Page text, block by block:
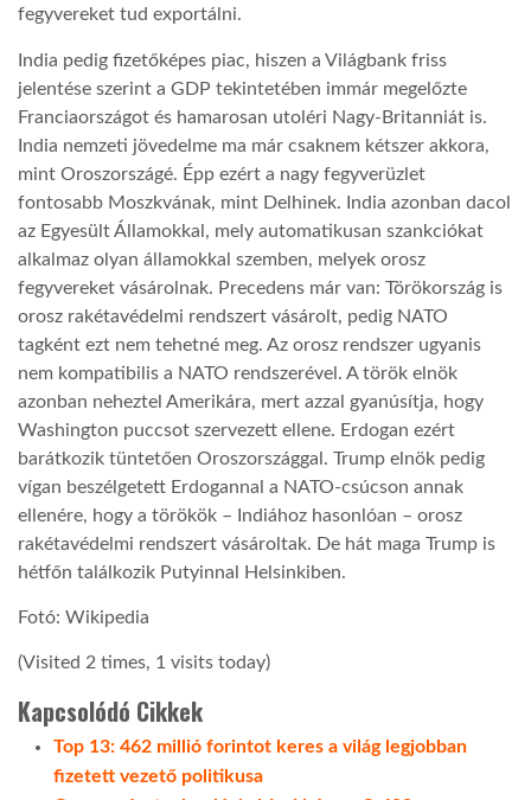
GLOBOBOOK
fegyvereket tud exportálni.
India pedig fizetőképes piac, hiszen a Világbank friss
jelentése szerint a GDP tekintetében immár megelőzte
Franciaországot és hamarosan utoléri Nagy-Britanniát is.
India nemzeti jövedelme ma már csaknem kétszer akkora,
mint Oroszországé. Épp ezért a nagy fegyverüzlet
fontosabb Moszkvának, mint Delhinek. India azonban dacol
az Egyesült Államokkal, mely automatikusan szankciókat
alkalmaz olyan államokkal szemben, melyek orosz
fegyvereket vásárolnak. Precedens már van: Törökország is
orosz rakétavédelmi rendszert vásárolt, pedig NATO
tagként ezt nem tehetné meg. Az orosz rendszer ugyanis
nem kompatibilis a NATO rendszerével. A török elnök
azonban neheztel Amerikára, mert azzal gyanúsítja, hogy
Washington puccsot szervezett ellene. Erdogan ezért
barátkozik tüntetően Oroszországgal. Trump elnök pedig
vígan beszélgetett Erdogannal a NATO-csúcson annak
ellenére, hogy a törökök – Indiához hasonlóan – orosz
rakétavédelmi rendszert vásároltak. De hát maga Trump is
hétfőn találkozik Putyinnal Helsinkiben.
Fotó: Wikipedia
(Visited 2 times, 1 visits today)
Kapcsolódó Cikkek
Top 13: 462 millió forintot keres a világ legjobban
fizetett vezető politikusa